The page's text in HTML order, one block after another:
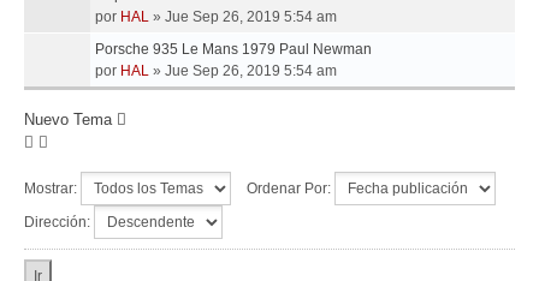
por HAL » Jue Sep 26, 2019 5:54 am
Porsche 935 Le Mans 1979 Paul Newman
por HAL » Jue Sep 26, 2019 5:54 am
Nuevo Tema
Mostrar:
Ordenar Por:
Dirección: